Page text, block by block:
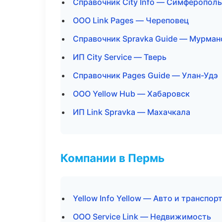
Справочник City Info — Симферополь
ООО Link Pages — Череповец
Справочник Spravka Guide —
ИП City Service — Тверь
Справочник Pages Guide — Улан-Удэ
ООО Yellow Hub — Хабаровск
ИП Link Spravka — Махачкала
Компании в Пермь
Yellow Info Yellow — Авто и транспорт
ООО Service Link — Недвижимость